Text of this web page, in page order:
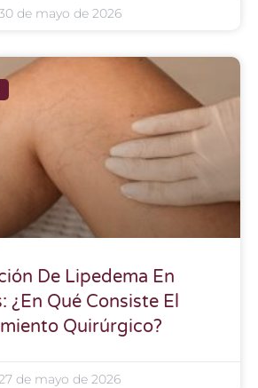
de mayo de 2026
De Lipedema En
¿En Qué Consiste El
Quirúrgico?
de mayo de 2026